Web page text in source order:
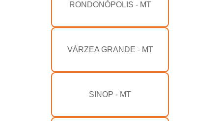
RONDONÓPOLIS - MT
VÁRZEA GRANDE - MT
SINOP - MT